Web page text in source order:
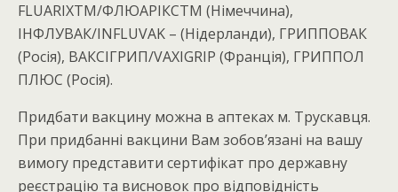
FLUARIXTM/ФЛЮАРІКСТМ (Німеччина),
ІНФЛУВАК/INFLUVAK – (Нідерланди), ГРИППОВАК
(Росія), ВАКСІГРИП/VAXIGRIP (Франція), ГРИППОЛ
ПЛЮС (Росія).
Придбати вакцину можна в аптеках м. Трускавця.
При придбанні вакцини Вам зобов’язані на вашу
вимогу представити сертифікат про державну
реєстрацію та висновок про відповідність